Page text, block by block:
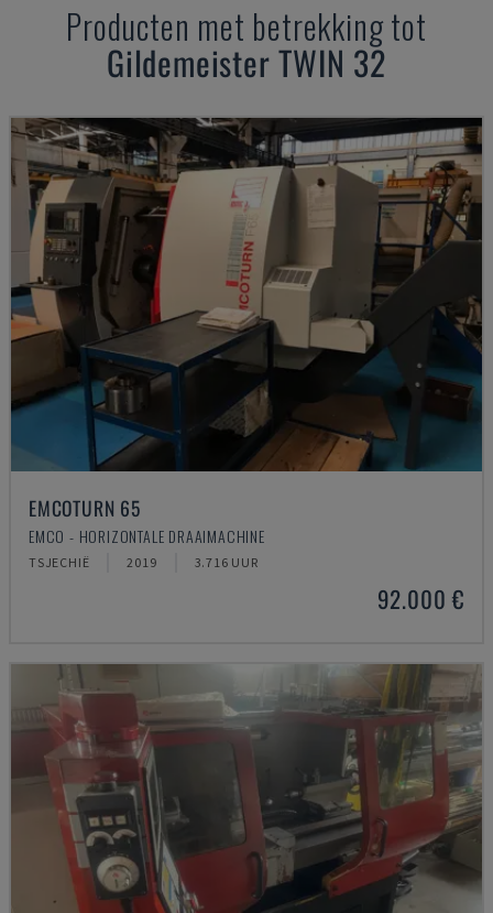
Producten met betrekking tot
GildemeisterTWIN 32
EMCOTURN 65
EMCO - HORIZONTALE DRAAIMACHINE
TSJECHIË 2019 3.716 UUR
92.000 €